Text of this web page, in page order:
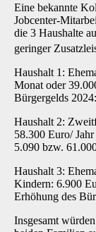
Eine bekannte
Jobcenter-
die 3 Haushalte
geringer
Haushalt 1:
Monat oder
Bürgergelds
Haushalt 2:
58.300 Euro/
5.090 bzw.
Haushalt 3:
Kindern: 6.900
Erhöhung des
Insgesamt